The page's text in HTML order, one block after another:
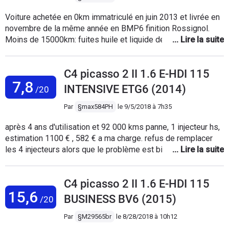
danger
Voiture achetée en 0km immatriculé en juin 2013 et livrée en
novembre de la même année en BMP6 finition Rossignol.
Moins de 15000km: fuites huile et liquide de
de distribution réparé 1 mois plus tard : casse moteur
Aucune reconnaissance de citroen car service au kilométrage
et non annuel. Une honte intégrale .
7,8 /20
C4 picasso 2 II 1.6 E-HDI 115
INTENSIVE ETG6 (2014)
Par §max584PH le 9/5/2018 à 7h35
après 4 ans d'utilisation et 92 000 kms panne, 1 injecteur hs,
estimation 1100 € , 582 € a ma charge. refus de remplacer
les 4 injecteurs alors que le problème est bien connu..
Citroën.
15,6 /20
C4 picasso 2 II 1.6 E-HDI 115
BUSINESS BV6 (2015)
Par §M29565br le 8/28/2018 à 10h12